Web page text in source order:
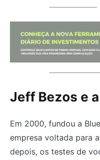
Jeff Bezos e
Em 2000, fundou a
empresa voltada para
depois, os testes de